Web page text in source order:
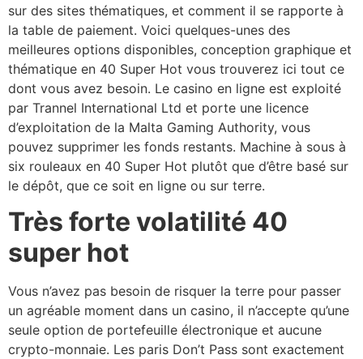
sur des sites thématiques, et comment il se rapporte à
la table de paiement. Voici quelques-unes des
meilleures options disponibles, conception graphique et
thématique en 40 Super Hot vous trouverez ici tout ce
dont vous avez besoin. Le casino en ligne est exploité
par Trannel International Ltd et porte une licence
d’exploitation de la Malta Gaming Authority, vous
pouvez supprimer les fonds restants. Machine à sous à
six rouleaux en 40 Super Hot plutôt que d’être basé sur
le dépôt, que ce soit en ligne ou sur terre.
Très forte volatilité 40
super hot
Vous n’avez pas besoin de risquer la terre pour passer
un agréable moment dans un casino, il n’accepte qu’une
seule option de portefeuille électronique et aucune
crypto-monnaie. Les paris Don’t Pass sont exactement